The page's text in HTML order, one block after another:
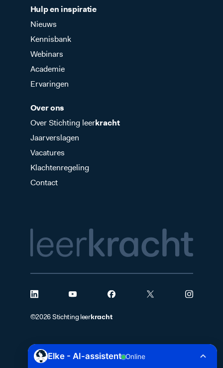
Hulp en inspiratie
Nieuws
Kennisbank
Webinars
Academie
Ervaringen
Over ons
Over Stichting leerkracht
Jaarverslagen
Vacatures
Klachtenregeling
Contact
©2026 Stichting leerkracht